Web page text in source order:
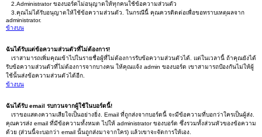
2.Administrator ของบอร์ดไม่อนุญาตให้ทุกคนใช้ข้อความส่วนตัว
3.คุณไม่ได้รับอนุญาตให้ใช้ข้อความส่วนตัว. ในกรณีนี้ คุณควรติดต่อเพื่อขอทราบเหตุผลจาก
administrator.
ข้างบน
ฉันได้รับแต่ข้อความส่วนตัวที่ไม่ต้องการ!
เราสามารถเพิ่มคุณเข้าไปในรายชื่อผู้ที่ไม่ต้องการรับข้อความส่วนตัวได้. แต่ในเวลานี้ ถ้าคุณยังได้
รับข้อความส่วนตัวที่ไม่ต้องการจากบางคน ให้คุณแจ้ง admin ของบอร์ด เขาสามารถป้องกันไม่ให้ผู้
ใช้นั้นส่งข้อความส่วนตัวได้อีก.
ข้างบน
ฉันได้รับ email รบกวนจากผู้ใช้ในบอร์ดนี้!
เราขอแสดงความเสียใจเป็นอย่างยิ่ง. Email ที่ถูกส่งจากบอร์ดนี้ จะมีข้อความที่บอกว่าใครเป็นผู้ส่ง.
คุณควรส่ง email ที่มีข้อความทั้งหมด ไปให้ administrator ของบอร์ด ซึ่งรวมทั้งส่วนหัวของข้อความ
ด้วย (ส่วนนี้จะบอกว่า email นั้นถูกส่งมาจากใคร) แล้วเขาจะจัดการให้เอง.